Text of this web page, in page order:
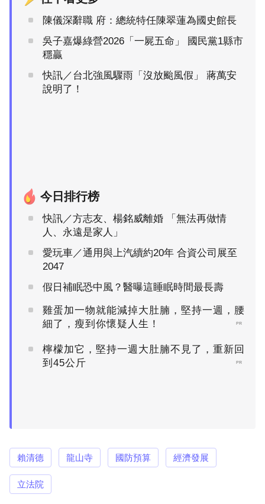
陳儀深辭職 府：總統特任陳翠蓮為國史館長
吳子嘉爆綠營2026「一屍五命」 國民黨1縣市
穩贏
快訊／台北強風驟雨「沒放颱風假」 蔣萬安
說明了！
今日排行榜
快訊／方志友、楊銘威離婚 「無法再做情
人、永遠是家人」
愛玩車／通用與上汽續約20年 合資公司展至
2047
假日補眠恐中風？醫曝這睡眠時間最長壽
雞蛋加一物就能減掉大肚腩，堅持一週，腰
細了，瘦到你懷疑人生！
PR
檸檬加它，堅持一週大肚腩不見了，重新回
到45公斤
PR
賴清德 龍山寺 國防預算 經濟發展
立法院